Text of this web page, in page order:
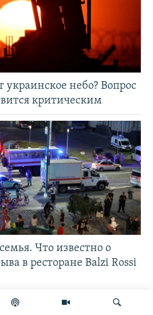
украинское небо? Вопрос
критическим
Что известно о
в ресторане Balzi Rossi